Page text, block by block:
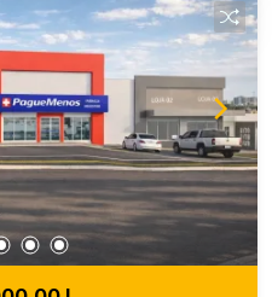
da área de
em ponto de
Imóvel
quanto para venda,
buscam um ponto
interessados em um